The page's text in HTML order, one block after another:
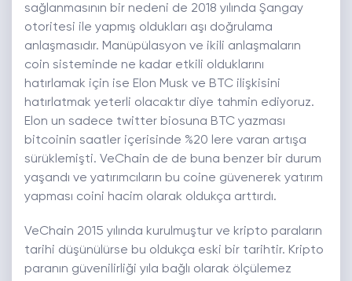
sağlanmasının bir nedeni de 2018 yılında Şangay
otoritesi ile yapmış oldukları aşı doğrulama
anlaşmasıdır. Manüpülasyon ve ikili anlaşmaların
coin sisteminde ne kadar etkili olduklarını
hatırlamak için ise Elon Musk ve BTC ilişkisini
hatırlatmak yeterli olacaktır diye tahmin ediyoruz.
Elon un sadece twitter biosuna BTC yazması
bitcoinin saatler içerisinde %20 lere varan artışa
sürüklemişti. VeChain de de buna benzer bir durum
yaşandı ve yatırımcıların bu coine güvenerek yatırım
yapması coini hacim olarak oldukça arttırdı.
VeChain 2015 yılında kurulmuştur ve kripto paraların
tarihi düşünülürse bu oldukça eski bir tarihtir. Kripto
paranın güvenilirliği yıla bağlı olarak ölçülemez